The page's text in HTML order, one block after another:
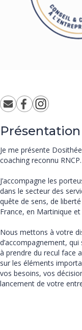
Présentation
Je me présente
coaching reconnu RNCP.
J’accompagne les
dans le secteur des
quête de sens, de
France, en Martinique
Nous mettons à votre
d’accompagnement,
à prendre du recul face
sur les éléments
vos besoins, vos
lancement de votre